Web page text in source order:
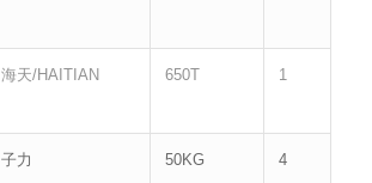
海天/HAITIAN 650T 1
子力 50KG 4